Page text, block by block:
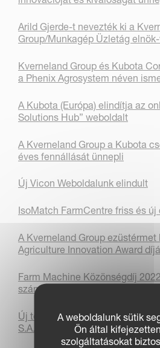
Arild Gjerde-t nevezték ki a
Group/Munkagép Üzletág
Kverneland Group és Kubota
a Phenix Agrosystem néven
A Kubota (Európa) elindítja az
Solutions Hub” weboldalt
A Kverneland Group a Kubota
éves fennállását ünnepli
Új Vicon Weboldalunk elindult
IsoMatch FarmCentre friss és új
A Kverneland Group
Agriculture Innovation Award
Farm Machine Közönségdíj
számít!
Új telephely és helyszín a
S.A.S
A weboldalunk sütik
Ön által
szolgáltatásokat